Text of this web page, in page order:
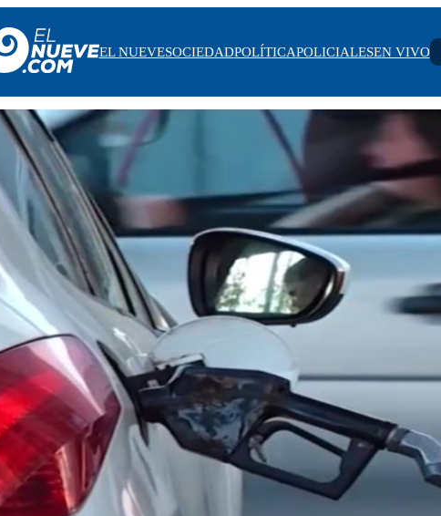
EL NUEVESOCIEDADPOLÍTICAPOLICIALESEN VIVO